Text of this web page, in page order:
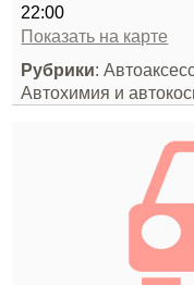
22:00
Показать на карте
Рубрики:
Автохимия и